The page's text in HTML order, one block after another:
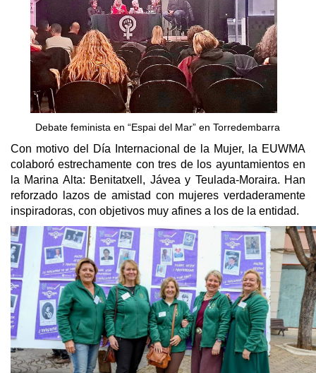
Debate feminista en “Espai del Mar” en Torredembarra
Con motivo del Día Internacional de la Mujer, la EUWMA
colaboró estrechamente con tres de los ayuntamientos en
la Marina Alta: Benitatxell, Jávea y Teulada-Moraira. Han
reforzado lazos de amistad con mujeres verdaderamente
inspiradoras, con objetivos muy afines a los de la entidad.